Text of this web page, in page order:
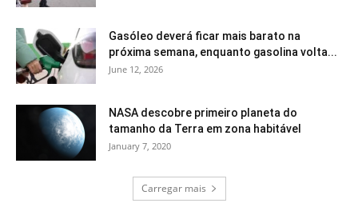
Gasóleo deverá ficar mais barato na
próxima semana, enquanto gasolina volta...
June 12, 2026
NASA descobre primeiro planeta do
tamanho da Terra em zona habitável
January 7, 2020
Carregar mais